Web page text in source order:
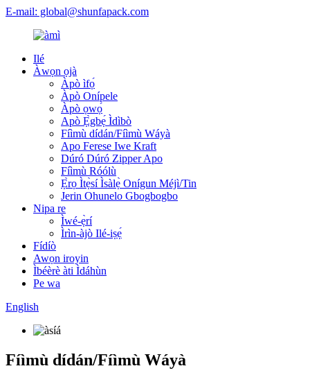
E-mail: global@shunfapack.com
Ilé
Àwọn ọjà
Àpò ìfọ́
Àpò Onípele
Àpò ọwọ́
Apò Ẹ̀gbẹ́ Ìdìbò
Fíìmù dídán/Fíìmù Wáyà
Apo Ferese Iwe Kraft
Dúró Dúró Zipper Apo
Fíìmù Róólù
Ẹ̀rọ Ìtẹ̀sí Ìsàlẹ̀ Onígun Méjì/Tin
Jerin Ohunelo Gbogbogbo
Nipa re
Ìwé-ẹ̀rí
Ìrìn-àjò Ilé-iṣẹ́
Fídíò
Awọn iroyin
Ìbéèrè àti Ìdáhùn
Pe wa
English
Fíìmù dídán/Fíìmù Wáyà